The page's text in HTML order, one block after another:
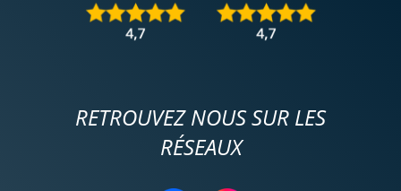
RETROUVEZ NOUS SUR LES
RÉSEAUX